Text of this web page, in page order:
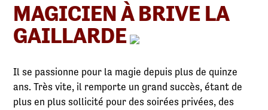
MAGICIEN À BRIVE LA
GAILLARDE
Il se passionne pour la magie depuis plus de quinze
ans. Très vite, il remporte un grand succès, étant de
plus en plus sollicité pour des soirées privées, des